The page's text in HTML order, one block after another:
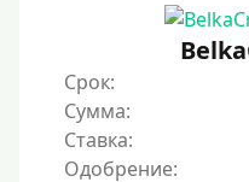
Срок:
Сумма:
Ставка:
Одобрение: